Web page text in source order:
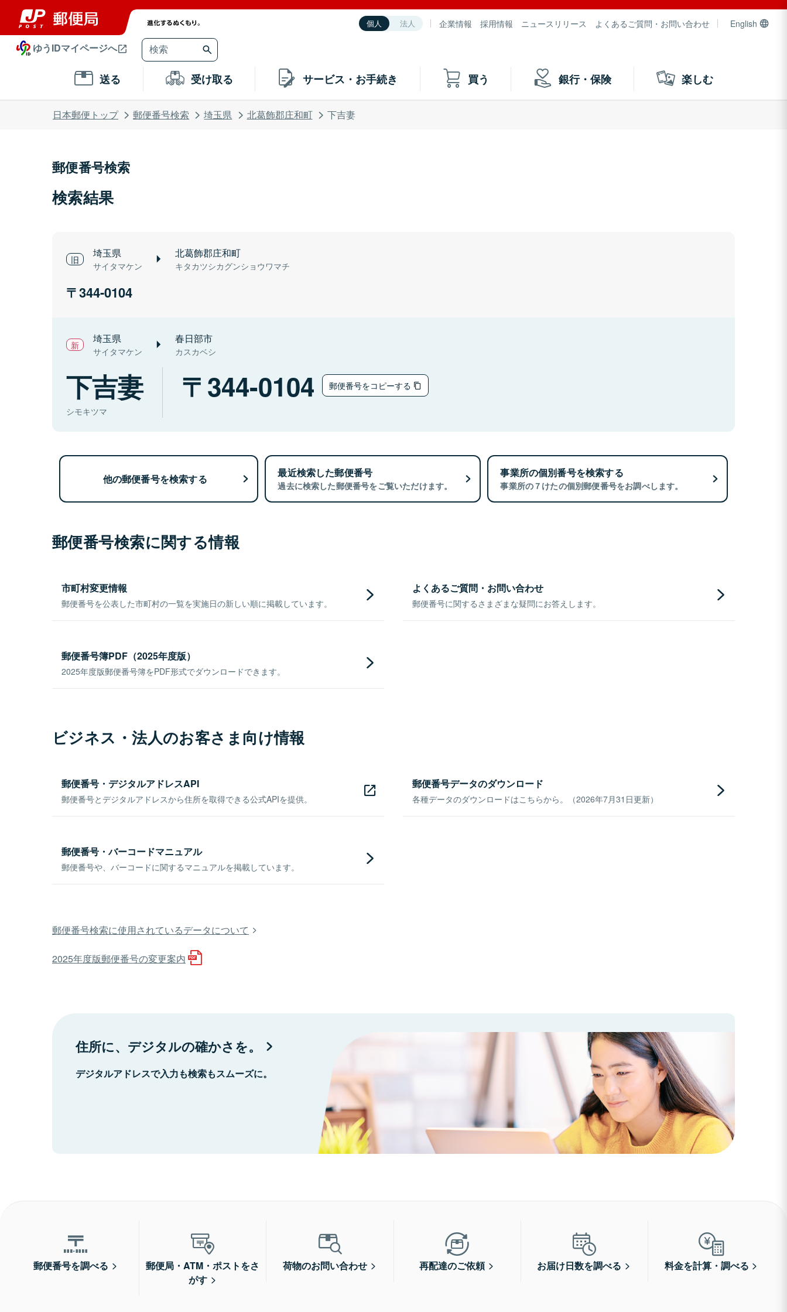
個人 法人 企業情報 採用情報 ニュースリリース よくあるご質問・お問い合わせ English
ゆうIDマイページへ
送る 受け取る サービス・お手続き 買う 銀行・保険 楽しむ
日本郵便トップ 郵便番号検索 埼玉県 北葛飾郡庄和町 下吉妻
郵便番号検索
検索結果
埼玉県
サイタマケン
北葛飾郡庄和町
キタカツシカグンショウワマチ
344-0104
埼玉県
サイタマケン
春日部市
カスカベシ
下吉妻
シモキツマ
344-0104 郵便番号をコピーする
他の郵便番号を検索する 最近検索した郵便番号
過去に検索した郵便番号をご覧いただけます。
事業所の個別番号を検索する
事業所の７けたの個別郵便番号をお調べします。
郵便番号検索に関する情報
市町村変更情報
郵便番号を公表した市町村の一覧を実施日の新しい順に掲載しています。
よくあるご質問・お問い合わせ
郵便番号に関するさまざまな疑問にお答えします。
郵便番号簿PDF（2025年度版）
2025年度版郵便番号簿をPDF形式でダウンロードできます。
ビジネス・法人のお客さま向け情報
郵便番号・デジタルアドレスAPI
郵便番号とデジタルアドレスから住所を取得できる公式APIを提供。
郵便番号データのダウンロード
各種データのダウンロードはこちらから。（2026年7月31日更新）
郵便番号・バーコードマニュアル
郵便番号や、バーコードに関するマニュアルを掲載しています。
郵便番号検索に使用されているデータについて
2025年度版郵便番号の変更案内
住所に、デジタルの確かさを。
デジタルアドレスで入力も検索もスムーズに。
郵便番号を調べる
郵便局・ATM・ポストをさ
がす
荷物のお問い合わせ 再配達のご依頼 お届け日数を調べる 料金を計算・調べる